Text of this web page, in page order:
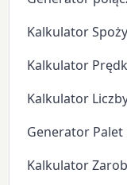
Kalkulator
Kalkulator
Kalkulator
Generator Palet
Kalkulator